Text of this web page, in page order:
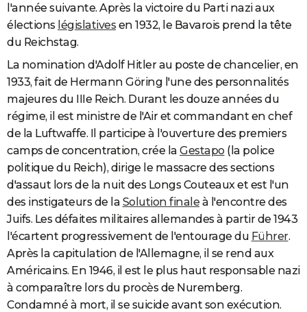
l'année suivante. Après la victoire du Parti nazi aux
élections législatives en 1932, le Bavarois prend la tête
du Reichstag.
La nomination d'Adolf Hitler au poste de chancelier, en
1933, fait de Hermann Göring l'une des personnalités
majeures du IIIe Reich. Durant les douze années du
régime, il est ministre de l'Air et commandant en chef
de la Luftwaffe. Il participe à l'ouverture des premiers
camps de concentration, crée la Gestapo (la police
politique du Reich), dirige le massacre des sections
d'assaut lors de la nuit des Longs Couteaux et est l'un
des instigateurs de la Solution finale à l'encontre des
Juifs. Les défaites militaires allemandes à partir de 1943
l'écartent progressivement de l'entourage du Führer.
Après la capitulation de l'Allemagne, il se rend aux
Américains. En 1946, il est le plus haut responsable nazi
à comparaître lors du procès de Nuremberg.
Condamné à mort, il se suicide avant son exécution.